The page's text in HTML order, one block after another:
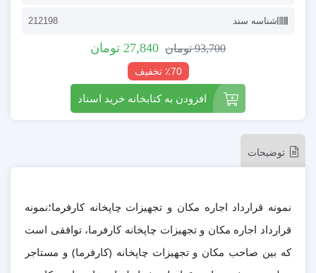
شناسه سند 212198
93,700 تومان 27,840 تومان
٪70 تخفیف
افزودن به کتابخانه خرید اسناد
توضیحات
نمونه قرارداد اجاره مکان و تجهیزات چاپخانه کارفرما؛نمونه
قرارداد اجاره مکان و تجهیزات چاپخانه کارفرما، توافقی است
که بین صاحب مکان و تجهیزات چاپخانه (کارفرما) و مستاجر